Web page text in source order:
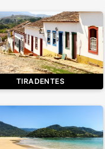
TIRADENTES